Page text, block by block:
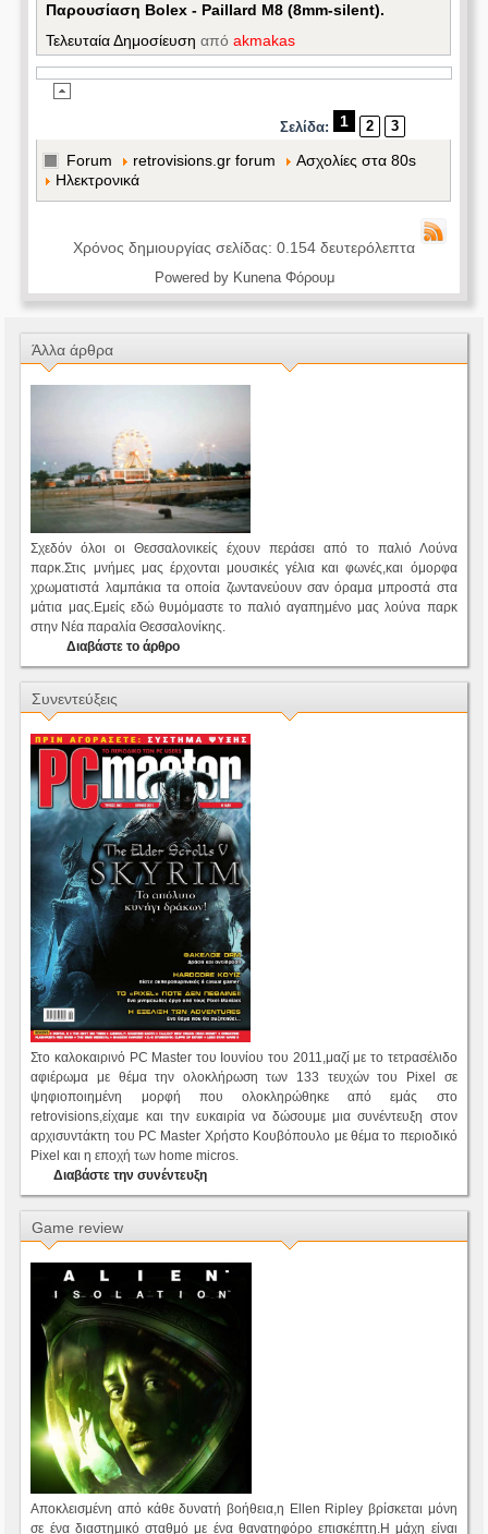
Παρουσίαση Bolex - Paillard M8 (8mm-silent).
Τελευταία Δημοσίευση απόakmakas
Σελίδα: 1 2 3
Forum retrovisions.gr forum
Aσχολίες στα 80s
Ηλεκτρονικά
Χρόνος δημιουργίας σελίδας: 0.154 δευτερόλεπτα
Powered by Kunena Φόρουμ
Άλλα άρθρα
Σχεδόν όλοι οι Θεσσαλονικείς έχουν περάσει από το παλιό Λούνα
παρκ.Στις μνήμες μας έρχονται μουσικές γέλια και φωνές,και όμορφα
χρωματιστά λαμπάκια τα οποία ζωντανεύουν σαν όραμα μπροστά στα
μάτια μας.Εμείς εδώ θυμόμαστε το παλιό αγαπημένο μας λούνα παρκ
στην Νέα παραλία Θεσσαλονίκης.
Διαβάστε το άρθρο
Συνεντεύξεις
Στο καλοκαιρινό PC Master του Ιουνίου του 2011,μαζί με το τετρασέλιδο
αφιέρωμα με θέμα την ολοκλήρωση των 133 τευχών του Pixel σε
ψηφιοποιημένη μορφή που ολοκληρώθηκε από εμάς στο
retrovisions,είχαμε και την ευκαιρία να δώσουμε μια συνέντευξη στον
αρχισυντάκτη του PC Master Χρήστο Κουβόπουλο με θέμα το περιοδικό
Pixel και η εποχή των home micros.
Διαβάστε την συνέντευξη
Game review
Αποκλεισμένη από κάθε δυνατή βοήθεια,η Ellen Ripley βρίσκεται μόνη
σε ένα διαστημικό σταθμό με ένα θανατηφόρο επισκέπτη.Η μάχη είναι